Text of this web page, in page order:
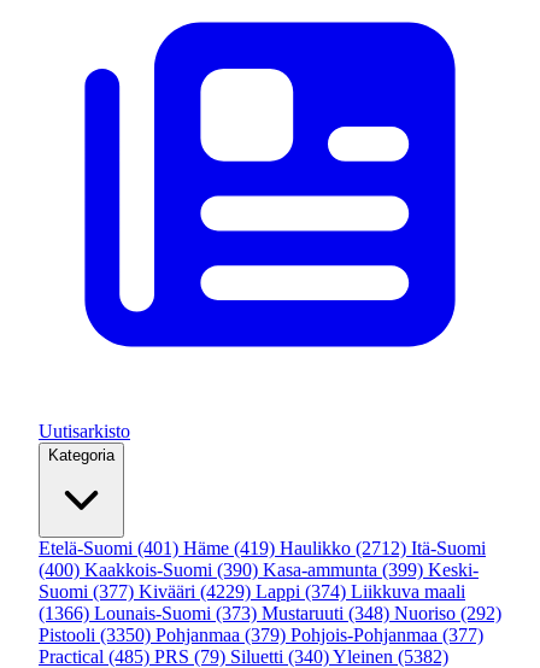
Uutisarkisto
Kategoria
Etelä-Suomi (401) Häme (419) Haulikko (2712) Itä-Suomi
(400) Kaakkois-Suomi (390) Kasa-ammunta (399) Keski-
Suomi (377) Kivääri (4229) Lappi (374) Liikkuva maali
(1366) Lounais-Suomi (373) Mustaruuti (348) Nuoriso (292)
Pistooli (3350) Pohjanmaa (379) Pohjois-Pohjanmaa (377)
Practical (485) PRS (79) Siluetti (340)Yleinen (5382)